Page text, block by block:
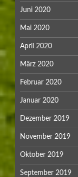
Juni 2020
Mai 2020
April 2020
März 2020
Februar 2020
Januar 2020
Dezember 2019
November 2019
Oktober 2019
September 2019